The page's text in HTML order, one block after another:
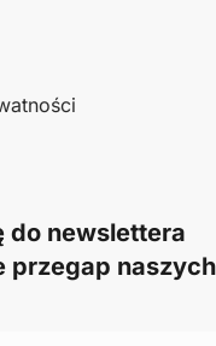
do newslettera
przegap